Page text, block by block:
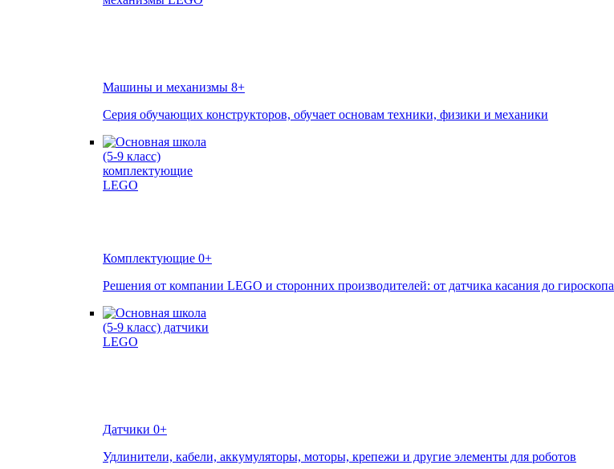
Машины и механизмы 8+
Серия обучающих конструкторов, обучает основам техники, физики и механики
Комплектующие 0+
Решения от компании LEGO и сторонних производителей: от датчика касания до гироскопа
Датчики 0+
Удлинители, кабели, аккумуляторы, моторы, крепежи и другие элементы для роботов